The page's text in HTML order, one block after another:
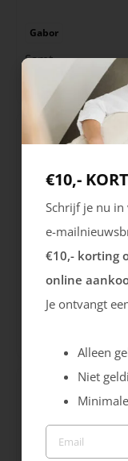
Gabor
Samt
129.99
Rieker
Arbela
€10,-
Schrijf je nu in
e-
€10,- korting
online
Je ontvangt
Alleen
Niet